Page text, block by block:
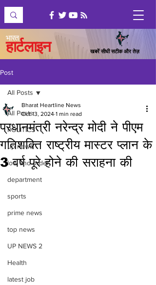
भारत
हार्टलाइन खबरें सीधी सटीक और तेज़
Post
All Posts
POLITICS
up news
low and order
department
sports
prime news
top news
UP NEWS 2
Health
latest job
All Posts
प्रधानमंत्री नरेन्द्र मोदी ने पीएम
गतिशक्ति राष्ट्रीय मास्टर प्लान के
3 वर्ष पूरे होने की सराहना की
Bharat Heartline News
Oct 13, 2024 1 min read